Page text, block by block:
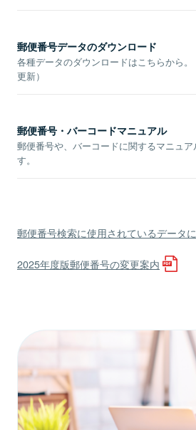
郵便番号データのダウンロード
各種データのダウンロードはこちらから。
更新）
郵便番号・バーコードマニュアル
郵便番号や、バーコードに関するマニュア
す。
郵便番号検索に使用されているデータ
2025年度版郵便番号の変更案内